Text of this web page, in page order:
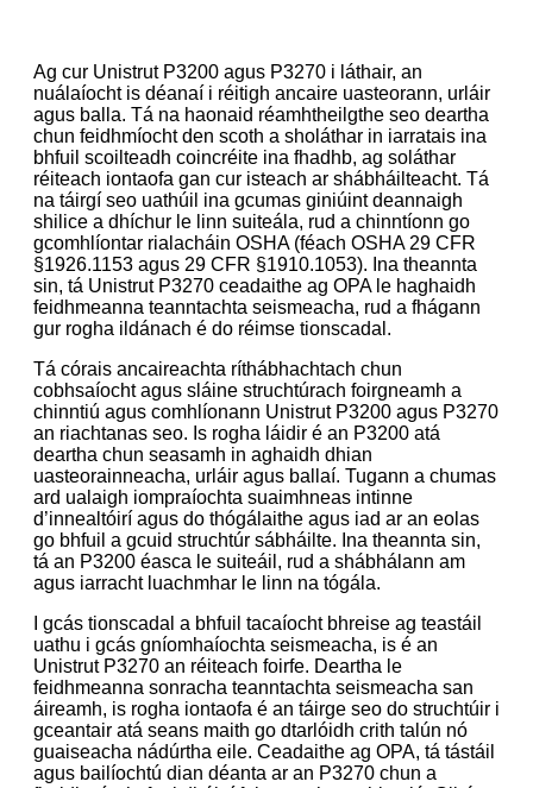
Ag cur Unistrut P3200 agus P3270 i láthair, an
nuálaíocht is déanaí i réitigh ancaire uasteorann, urláir
agus balla. Tá na haonaid réamhtheilgthe seo deartha
chun feidhmíocht den scoth a sholáthar in iarratais ina
bhfuil scoilteadh coincréite ina fhadhb, ag soláthar
réiteach iontaofa gan cur isteach ar shábháilteacht. Tá
na táirgí seo uathúil ina gcumas giniúint deannaigh
shilice a dhíchur le linn suiteála, rud a chinntíonn go
gcomhlíontar rialacháin OSHA (féach OSHA 29 CFR
§1926.1153 agus 29 CFR §1910.1053). Ina theannta
sin, tá Unistrut P3270 ceadaithe ag OPA le haghaidh
feidhmeanna teanntachta seismeacha, rud a fhágann
gur rogha ildánach é do réimse tionscadal.
Tá córais ancaireachta ríthábhachtach chun
cobhsaíocht agus sláine struchtúrach foirgneamh a
chinntiú agus comhlíonann Unistrut P3200 agus P3270
an riachtanas seo. Is rogha láidir é an P3200 atá
deartha chun seasamh in aghaidh dhian
uasteorainneacha, urláir agus ballaí. Tugann a chumas
ard ualaigh iompraíochta suaimhneas intinne
d’innealtóirí agus do thógálaithe agus iad ar an eolas
go bhfuil a gcuid struchtúr sábháilte. Ina theannta sin,
tá an P3200 éasca le suiteáil, rud a shábhálann am
agus iarracht luachmhar le linn na tógála.
I gcás tionscadal a bhfuil tacaíocht bhreise ag teastáil
uathu i gcás gníomhaíochta seismeacha, is é an
Unistrut P3270 an réiteach foirfe. Deartha le
feidhmeanna sonracha teanntachta seismeacha san
áireamh, is rogha iontaofa é an táirge seo do struchtúir i
gceantair atá seans maith go dtarlóidh crith talún nó
guaiseacha nádúrtha eile. Ceadaithe ag OPA, tá tástáil
agus bailíochtú dian déanta ar an P3270 chun a